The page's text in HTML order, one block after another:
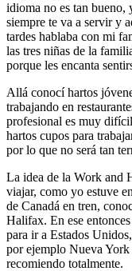
idioma no es tan bueno,
siempre te va a servir y
tardes hablaba con mi
las tres niñas de la
porque les encanta
Allá conocí hartos
trabajando en
profesional es muy
hartos cupos para
por lo que no será tan
La idea de la Work and
viajar, como yo estuve
de Canadá en tren,
Halifax. En ese
para ir a Estados
por ejemplo Nueva
recomiendo totalmente.